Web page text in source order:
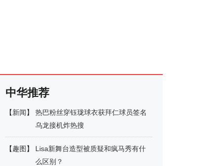
中华推荐
【新闻】
热巴粉丝穿钰珑球衣获拜仁球员签名
乌龙接机炸热搜
【趣图 】
Lisa新舞台造型被质疑和疯马秀有什
么区别？